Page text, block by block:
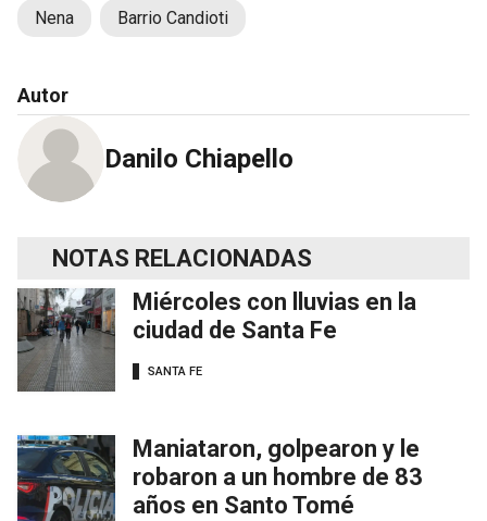
Nena Barrio Candioti
Autor
Danilo Chiapello
NOTAS RELACIONADAS
Miércoles con lluvias en la
ciudad de Santa Fe
SANTA FE
Maniataron, golpearon y le
robaron a un hombre de 83
años en Santo Tomé